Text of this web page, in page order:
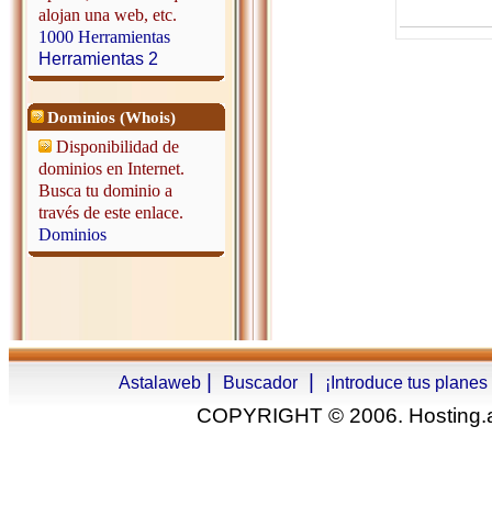
alojan una web, etc.
1000 Herramientas
Herramientas 2
Dominios (Whois)
Disponibilidad de
dominios en Internet.
Busca tu dominio a
través de este enlace.
Dominios
Astalaweb Buscador ¡Introduce tus
COPYRIGHT © 2006.